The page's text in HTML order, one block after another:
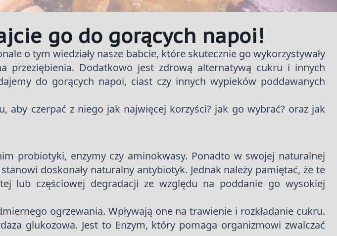
go do gorących napoi!
o tym wiedziały nasze babcie, które skutecznie go wykorzystywały
Dodatkowo jest zdrową alternatywą cukru i innych
do gorących napoi, ciast czy innych wypieków poddawanych
czerpać z niego jak najwięcej korzyści? jak go wybrać? oraz jak
probiotyki, enzymy czy aminokwasy. Ponadto w swojej naturalnej
doskonały naturalny antybiotyk. Jednak należy pamiętać, że te
lub częściowej degradacji ze względu na poddanie go wysokiej
ogrzewania. Wpływają one na trawienie i rozkładanie cukru.
glukozowa. Jest to Enzym, który pomaga organizmowi zwalczać